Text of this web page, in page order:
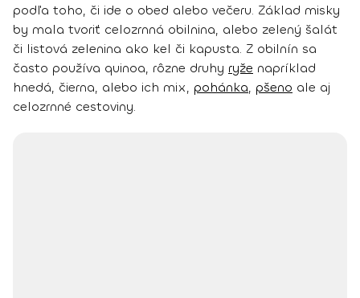
podľa toho, či ide o obed alebo večeru. Základ misky
by mala tvoriť celozrnná obilnina, alebo zelený šalát
či listová zelenina ako kel či kapusta. Z obilnín sa
často používa quinoa, rôzne druhy ryže napríklad
hnedá, čierna, alebo ich mix, pohánka, pšeno ale aj
celozrnné cestoviny.